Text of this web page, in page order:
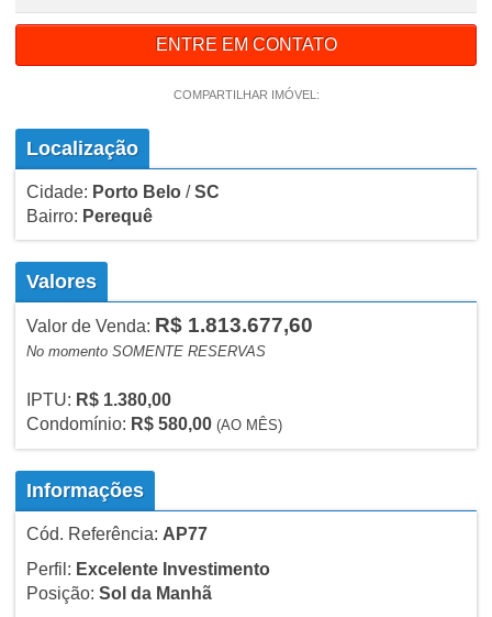
ENTRE EM CONTATO
COMPARTILHAR IMÓVEL:
Localização
Cidade: Porto Belo/SC
Bairro: Perequê
Valores
Valor de Venda: R$ 1.813.677,60
No momento SOMENTE RESERVAS
IPTU: R$ 1.380,00
Condomínio: R$ 580,00 (AO MÊS)
Informações
Cód. Referência: AP77
Perfil: Excelente Investimento
Posição: Sol da Manhã